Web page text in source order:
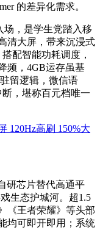
的差异化需求。
场，是学生党踏入移
清大屏，带来沉浸式
配智能功耗调度，
频，4GB运存虽基
留逻辑，微信语
，堪称百元档唯一
120Hz高刷 150%大
研芯片替代高通平
生态护城河。超1.5
《王者荣耀》等头部
均可即开即用；系统